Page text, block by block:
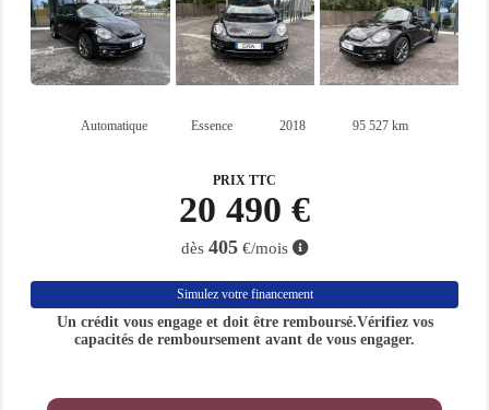
Automatique Essence 2018 95 527 km
PRIX TTC
20 490 €
dès 405€/mois
Simulez votre financement
Un crédit vous engage et doit être remboursé.Vérifiez vos
capacités de remboursement avant de vous engager.